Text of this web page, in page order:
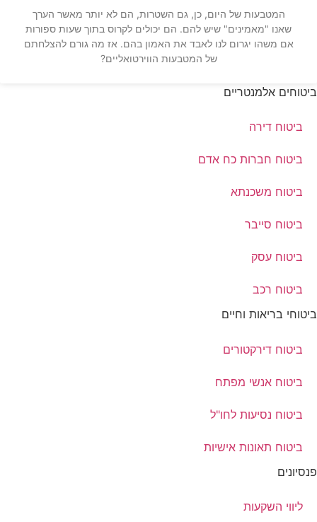
המטבעות של היום, כן, גם השטרות, הם לא יותר מאשר הערך
שאנו "מאמינים" שיש להם. הם יכולים לקרוס בתוך שעות ספורות
אם משהו יגרום לנו לאבד את האמון בהם. אז מה גורם להצלחתם
של המטבעות הווירטואליים?
ביטוחים אלמנטריים
ביטוח דירה
ביטוח חברות כח אדם
ביטוח משכנתא
ביטוח סייבר
ביטוח עסק
ביטוח רכב
ביטוחי בריאות וחיים
ביטוח דירקטורים
ביטוח אנשי מפתח
ביטוח נסיעות לחו"ל
ביטוח תאונות אישיות
פנסיונים
ליווי השקעות